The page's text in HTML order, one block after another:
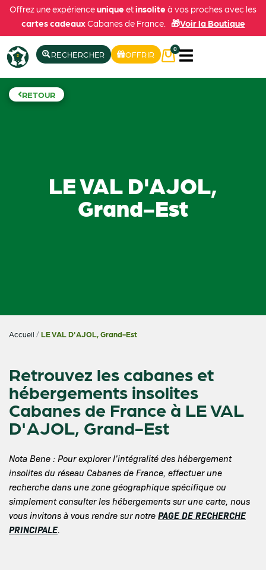
Offrez une expérienceunique etinsolite à vos proches avec les
cartes cadeauxCabanes de France. 🎁Voir la Boutique
RECHERCHER OFFRIR
0
RETOUR
LE VAL D'AJOL,
Grand-Est
Accueil /LE VAL D'AJOL, Grand-Est
Retrouvez les cabanes et
hébergements insolites
Cabanes de France à LE VAL
D'AJOL, Grand-Est
Nota Bene : Pour explorer l’intégralité des hébergement
insolites du réseau Cabanes de France, effectuer une
recherche dans une zone géographique spécifique ou
simplement consulter les hébergements sur une carte, nous
vous invitons à vous rendre sur notre PAGE DE RECHERCHE
PRINCIPALE.